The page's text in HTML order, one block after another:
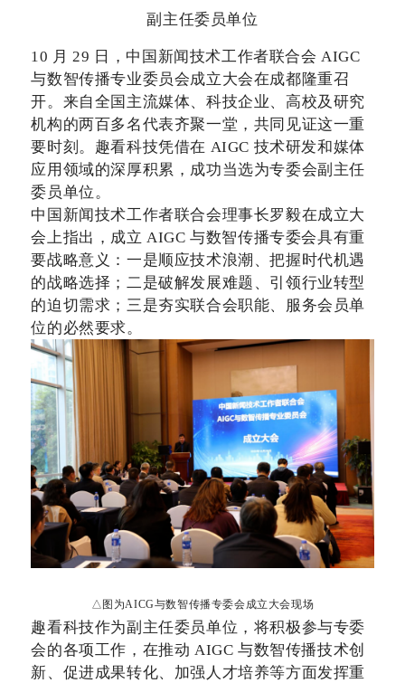
副主任委员单位
10 月 29 日，中国新闻技术工作者联合会 AIGC
与数智传播专业委员会成立大会在成都隆重召
开。来自全国主流媒体、科技企业、高校及研究
机构的两百多名代表齐聚一堂，共同见证这一重
要时刻。趣看科技凭借在 AIGC 技术研发和媒体
应用领域的深厚积累，成功当选为专委会副主任
委员单位。
中国新闻技术工作者联合会理事长罗毅在成立大
会上指出，成立 AIGC 与数智传播专委会具有重
要战略意义：一是顺应技术浪潮、把握时代机遇
的战略选择；二是破解发展难题、引领行业转型
的迫切需求；三是夯实联合会职能、服务会员单
位的必然要求。
△图为AICG与数智传播专委会成立大会现场
趣看科技作为副主任委员单位，将积极参与专委
会的各项工作，在推动 AIGC 与数智传播技术创
新、促进成果转化、加强人才培养等方面发挥重